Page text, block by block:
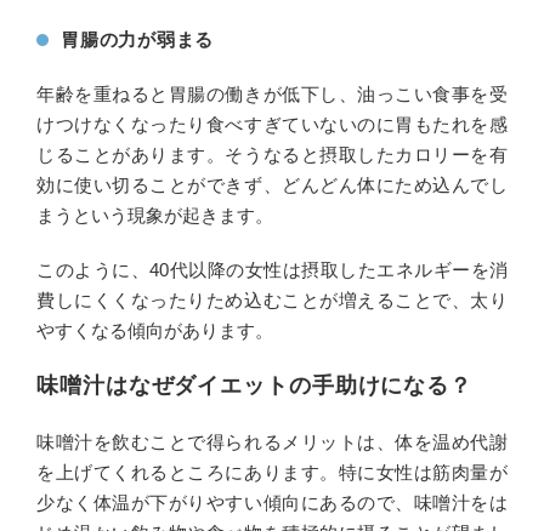
胃腸の力が弱まる
年齢を重ねると胃腸の働きが低下し、油っこい食事を受
けつけなくなったり食べすぎていないのに胃もたれを感
じることがあります。そうなると摂取したカロリーを有
効に使い切ることができず、どんどん体にため込んでし
まうという現象が起きます。
このように、40代以降の女性は摂取したエネルギーを消
費しにくくなったりため込むことが増えることで、太り
やすくなる傾向があります。
味噌汁はなぜダイエットの手助けになる？
味噌汁を飲むことで得られるメリットは、体を温め代謝
を上げてくれるところにあります。特に女性は筋肉量が
少なく体温が下がりやすい傾向にあるので、味噌汁をは